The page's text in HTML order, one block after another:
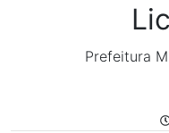
Prefeitura